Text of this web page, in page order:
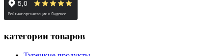
категории товаров